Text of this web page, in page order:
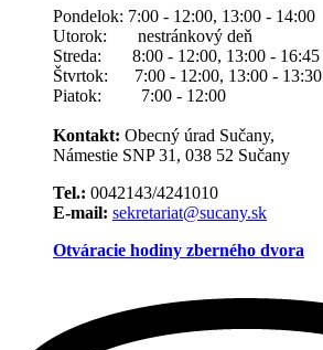
Pondelok: 7:00 - 12:00, 13:00 - 14:00
Utorok: nestránkový deň
Streda: 8:00 - 12:00, 13:00 - 16:45
Štvrtok: 7:00 - 12:00, 13:00 - 13:30
Piatok: 7:00 - 12:00
Kontakt: Obecný úrad Sučany,
Námestie SNP 31, 038 52 Sučany
Tel.: 0042143/4241010
E-mail: sekretariat@sucany.sk
Otváracie hodiny zberného dvora